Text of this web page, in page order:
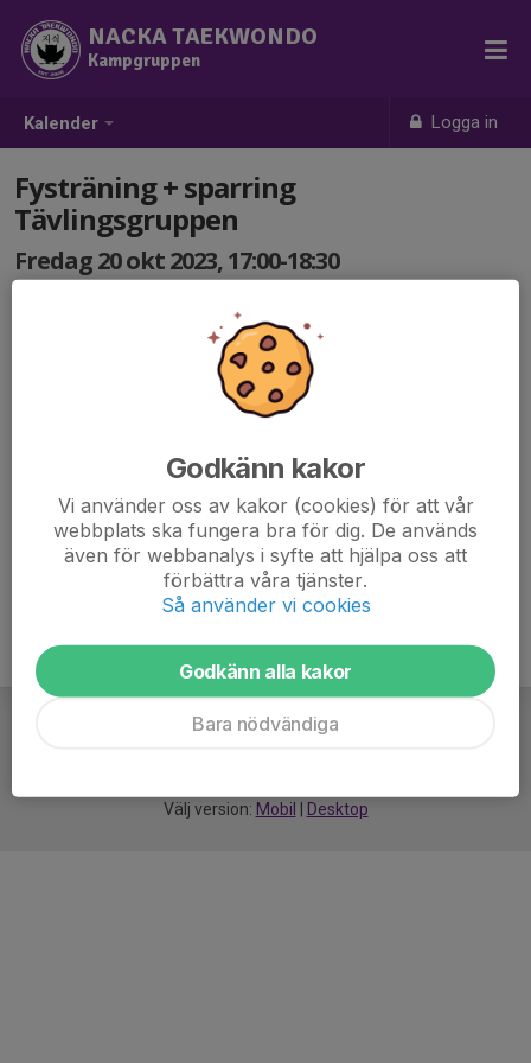
Kalender Logga in
NACKA TAEKWONDO
Kampgruppen
Fysträning + sparring
Tävlingsgruppen
Fredag 20 okt 2023, 17:00-18:30
Griffelvägen 11 (Nacka Sportcentrum)
Välj version: Mobil Desktop
Godkänn kakor
Vi använder oss av kakor (cookies) för att vår
webbplats ska fungera bra för dig. De används
även för webbanalys i syfte att hjälpa oss att
förbättra våra tjänster.
Så använder vi cookies
Godkänn alla kakor
Bara nödvändiga